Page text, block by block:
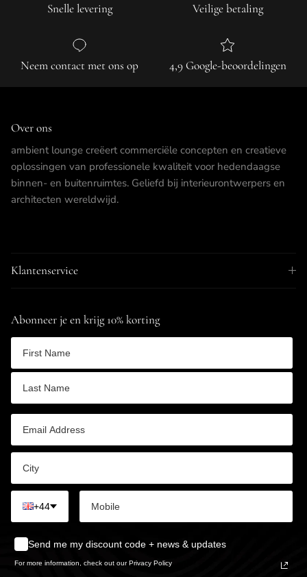
Snelle levering Veilige betaling
Neem contact met ons op 4,9 Google-beoordelingen
Over ons
ambient lounge creëert commerciële concepten en creatieve
oplossingen van professionele kwaliteit voor hedendaagse
binnen- en buitenruimtes. Geliefd bij interieurontwerpers en
architecten wereldwijd.
Klantenservice
Abonneer je en krijg 10% korting
+44
Send me my discount code + news & updates
For more information, check out our Privacy Policy